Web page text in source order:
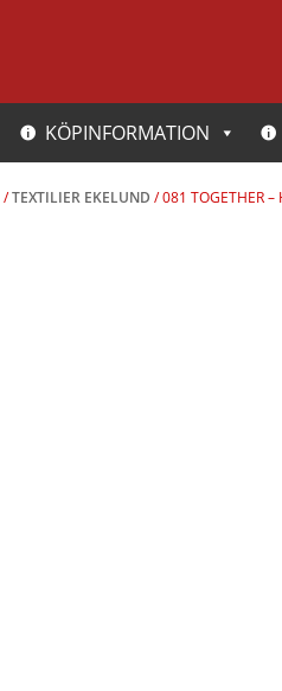
KÖPINFORMATION
/TEXTILIER EKELUND / 081 TOGETHER –